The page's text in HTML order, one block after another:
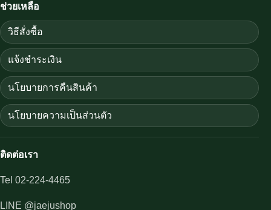
ช่วยเหลือ
วิธีสั่งซื้อ
แจ้งชำระเงิน
นโยบายการคืนสินค้า
นโยบายความเป็นส่วนตัว
ติดต่อเรา
Tel 02-224-4465
LINE @jaejushop